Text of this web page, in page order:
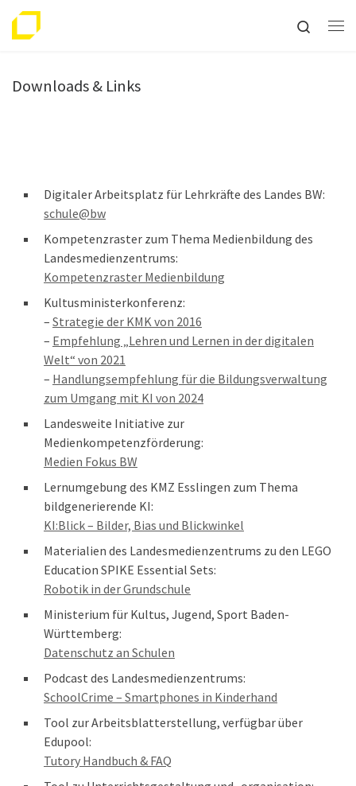
Search
Downloads & Links
Digitaler Arbeitsplatz für Lehrkräfte des Landes BW:
schule@bw
Kompetenzraster zum Thema Medienbildung des
Landesmedienzentrums:
Kompetenzraster Medienbildung
Kultusministerkonferenz:
– Strategie der KMK von 2016
– Empfehlung „Lehren und Lernen in der digitalen
Welt“ von 2021
– Handlungsempfehlung für die Bildungsverwaltung
zum Umgang mit KI von 2024
Landesweite Initiative zur
Medienkompetenzförderung:
Medien Fokus BW
Lernumgebung des KMZ Esslingen zum Thema
bildgenerierende KI:
KI:Blick – Bilder, Bias und Blickwinkel
Materialien des Landesmedienzentrums zu den LEGO
Education SPIKE Essential Sets:
Robotik in der Grundschule
Ministerium für Kultus, Jugend, Sport Baden-
Württemberg:
Datenschutz an Schulen
Podcast des Landesmedienzentrums:
SchoolCrime – Smartphones in Kinderhand
Tool zur Arbeitsblatterstellung, verfügbar über
Edupool:
Tutory Handbuch & FAQ